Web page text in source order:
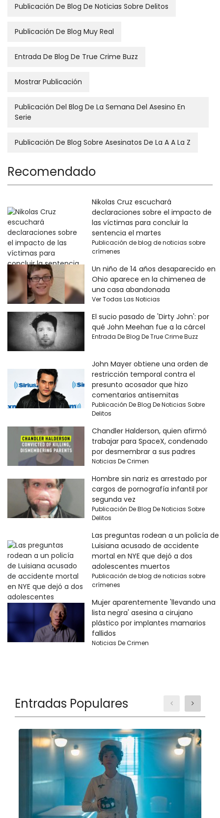
Publicación De Blog De Noticias Sobre Delitos
Publicación De Blog Muy Real
Entrada De Blog De True Crime Buzz
Mostrar Publicación
Publicación Del Blog De La Semana Del Asesino En
Serie
Publicación De Blog Sobre Asesinatos De La A A La Z
Recomendado
Nikolas Cruz escuchará
declaraciones sobre el impacto de
las víctimas para concluir la
sentencia el martes
Publicación de blog de noticias sobre
crímenes
Un niño de 14 años desaparecido en
Ohio aparece en la chimenea de
una casa abandonada
Ver Todas Las Noticias
El sucio pasado de 'Dirty John': por
qué John Meehan fue a la cárcel
Entrada De Blog De True Crime Buzz
John Mayer obtiene una orden de
restricción temporal contra el
presunto acosador que hizo
comentarios antisemitas
Publicación De Blog De Noticias Sobre
Delitos
Chandler Halderson, quien afirmó
trabajar para SpaceX, condenado
por desmembrar a sus padres
Noticias De Crimen
Hombre sin nariz es arrestado por
cargos de pornografía infantil por
segunda vez
Publicación De Blog De Noticias Sobre
Delitos
Las preguntas rodean a un policía de
Luisiana acusado de accidente
mortal en NYE que dejó a dos
adolescentes muertos
Publicación de blog de noticias sobre
crímenes
Mujer aparentemente 'llevando una
lista negra' asesina a cirujano
plástico por implantes mamarios
fallidos
Noticias De Crimen
Entradas Populares